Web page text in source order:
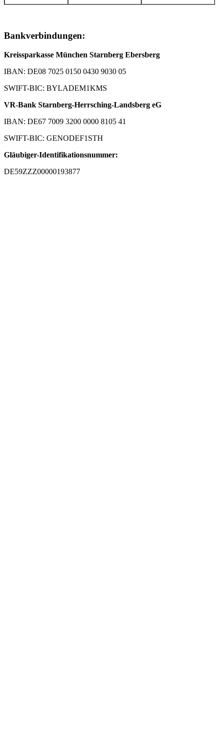
Bankverbindungen:
Kreissparkasse München Starnberg Ebersberg
IBAN: DE08 7025 0150 0430 9030 05
SWIFT-BIC: BYLADEM1KMS
VR-Bank Starnberg-Herrsching-Landsberg eG
IBAN: DE67 7009 3200 0000 8105 41
SWIFT-BIC: GENODEF1STH
Gläubiger-Identifikationsnummer:
DE59ZZZ00000193877